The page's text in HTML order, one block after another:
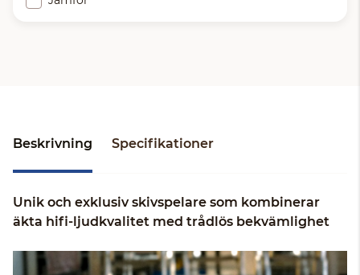
Beskrivning Specifikationer
Unik och exklusiv skivspelare som kombinerar
äkta hifi-ljudkvalitet med trådlös bekvämlighet